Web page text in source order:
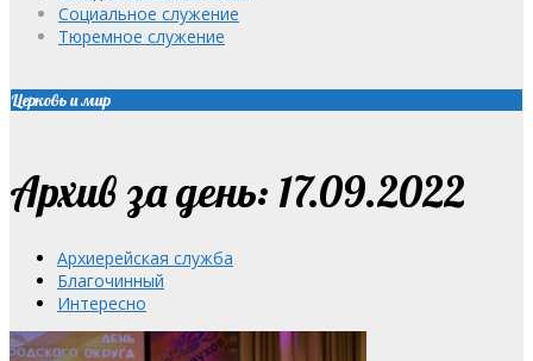
Социальное служение
Тюремное служение
Церковь и мир
Архив за день: 17.09.2022
Архиерейская служба
Благочинный
Интересно